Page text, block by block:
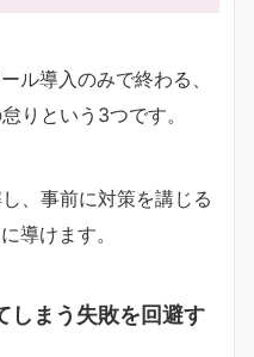
ル導入のみで終わる、
りという3つです。
、事前に対策を講じる
導けます。
しまう失敗を回避す